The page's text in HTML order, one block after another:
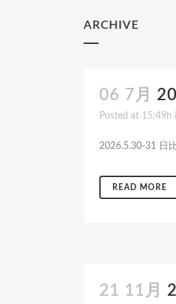
ARCHIVE
06 7月
Posted at 15:49h
2026.5.30-31 日
READ MORE
21 11月